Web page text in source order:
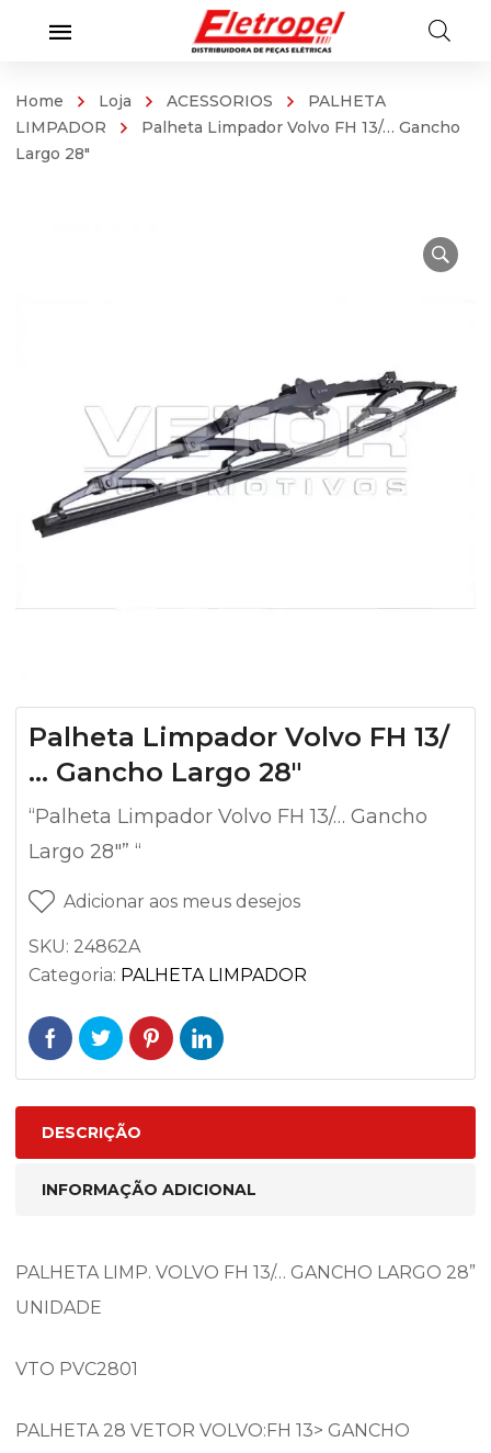
Home Loja ACESSORIOS
PALHETA
LIMPADOR
Palheta Limpador Volvo FH 13/… Gancho
Largo 28″
Palheta Limpador Volvo FH 13/
… Gancho Largo 28″
“Palheta Limpador Volvo FH 13/… Gancho
Largo 28″” “
Adicionar aos meus desejos
SKU: 24862A
Categoria: PALHETA LIMPADOR
DESCRIÇÃO
INFORMAÇÃO ADICIONAL
PALHETA LIMP. VOLVO FH 13/… GANCHO LARGO 28”
UNIDADE
VTO PVC2801
PALHETA 28 VETOR VOLVO:FH 13> GANCHO